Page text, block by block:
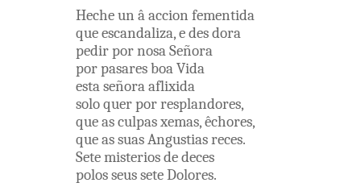
Hecheun âaccion fementida
queescandaliza,edes dora
pedirpornosaSeñora
porpasaresboaVida
estaseñoraaflixida
soloquerporresplandores,
queasculpasxemas,êchores,
queassuasAngustiasreces.
Setemisteriosdedeces
polosseusseteDolores.